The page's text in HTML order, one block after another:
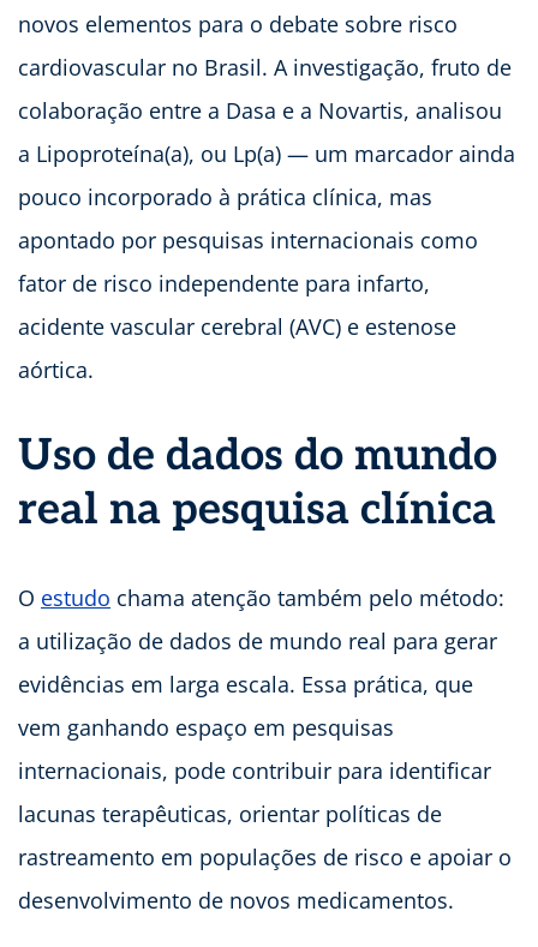
novos elementos para o debate sobre risco
cardiovascular no Brasil. A investigação, fruto de
colaboração entre a Dasa e a Novartis, analisou
a Lipoproteína(a), ou Lp(a) — um marcador ainda
pouco incorporado à prática clínica, mas
apontado por pesquisas internacionais como
fator de risco independente para infarto,
acidente vascular cerebral (AVC) e estenose
aórtica.
Uso de dados do mundo
real na pesquisa clínica
O estudo chama atenção também pelo método:
a utilização de dados de mundo real para gerar
evidências em larga escala. Essa prática, que
vem ganhando espaço em pesquisas
internacionais, pode contribuir para identificar
lacunas terapêuticas, orientar políticas de
rastreamento em populações de risco e apoiar o
desenvolvimento de novos medicamentos.